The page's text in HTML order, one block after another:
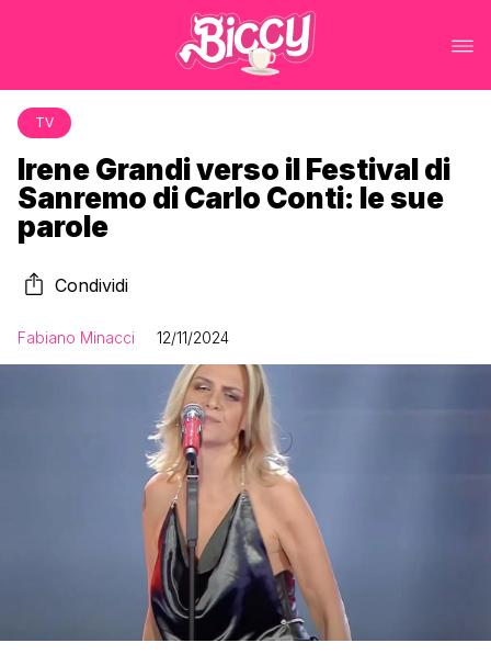
TV
Irene Grandi verso il Festival di
Sanremo di Carlo Conti: le sue
parole
Condividi
Fabiano Minacci 12/11/2024